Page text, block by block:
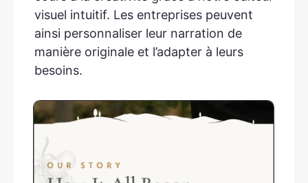
visuel intuitif. Les entreprises peuvent
ainsi personnaliser leur narration de
manière originale et l’adapter à leurs
besoins.